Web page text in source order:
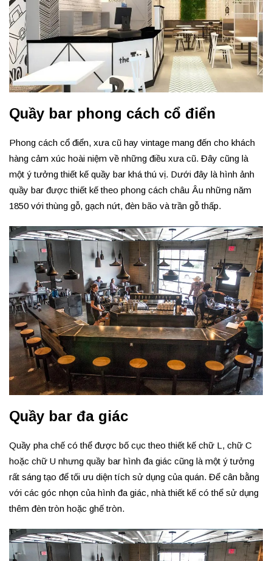
Quầy bar phong cách cổ điển
Phong cách cổ điển, xưa cũ hay vintage mang đến cho khách
hàng cảm xúc hoài niệm về những điều xưa cũ. Đây cũng là
một ý tưởng thiết kế quầy bar khá thú vị. Dưới đây là hình ảnh
quầy bar được thiết kế theo phong cách châu Âu những năm
1850 với thùng gỗ, gạch nứt, đèn bão và trần gỗ thấp.
Quầy bar đa giác
Quầy pha chế có thể được bố cục theo thiết kế chữ L, chữ C
hoặc chữ U nhưng quầy bar hình đa giác cũng là một ý tưởng
rất sáng tạo để tối ưu diện tích sử dụng của quán. Để cân bằng
với các góc nhọn của hình đa giác, nhà thiết kế có thể sử dụng
thêm đèn tròn hoặc ghế tròn.